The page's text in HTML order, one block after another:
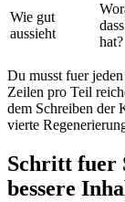
Wie gut
aussieht
hat?
Du musst fuer
Zeilen pro Teil
dem Schreiben der
vierte
Schritt fuer
bessere